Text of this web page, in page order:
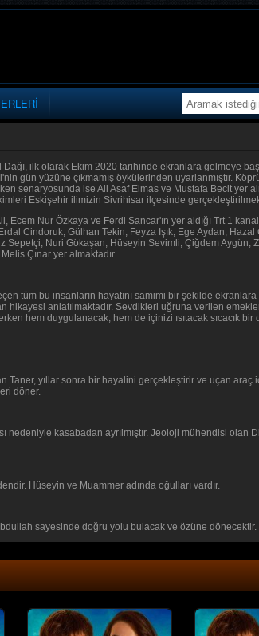
ilk olarak Ekim 2020 tarihinde ekranlara gelmeye
gün yüzüne çıkmamış öykülerinden uyarlanmıştır.
senaryosunda ise Ali Asaf Elmas ve Mustafa Becit yer
Eskişehir ilimizin Sivrihisar ilçesinde
Ecem Nur Özkaya ve Ferdi Sancar'ın yer aldığı Trt 1
Cindoruk, Gülhan Tekin, Feyza Işık, Ege Aydan,
Sepetçi, Nuri Gökaşan, Hüseyin Sevimli, Çiğdem Aygün,
Çınar yer almaktadır.
tüm bu insanların hayatını samimi bir şekilde
hikayesi anlatılmaktadır. Sevdikleri uğruna verilen
hem duygulanacak, hem de içinizi ısıtacak sıcacık bir
Taner, yıllar sonra bir hayalini gerçekleştirir ve uçan
döner.
kasabadan ayrılmıştır. Jeoloji mühendisi olan
Hüseyin ve Muammer adında oğulları vardır.
sayesinde doğru yolu bulacak ve özüne dönecektir.